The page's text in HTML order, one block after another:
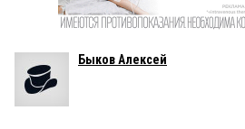
Быков Алексей